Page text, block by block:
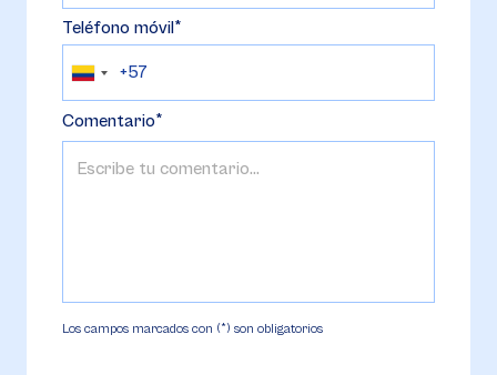
Teléfono móvil
Comentario
Los campos marcados con (*) son obligatorios